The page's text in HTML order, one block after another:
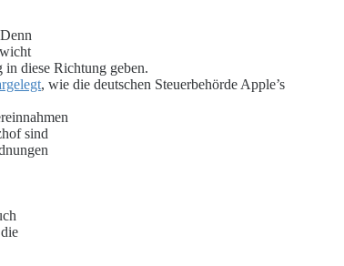
diese Richtung geben.
, wie die deutschen Steuerbehörde Apple’s
sind